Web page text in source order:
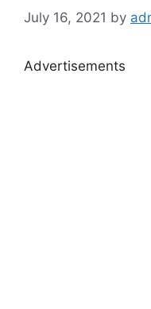
July 16, 2021 by
Advertisements